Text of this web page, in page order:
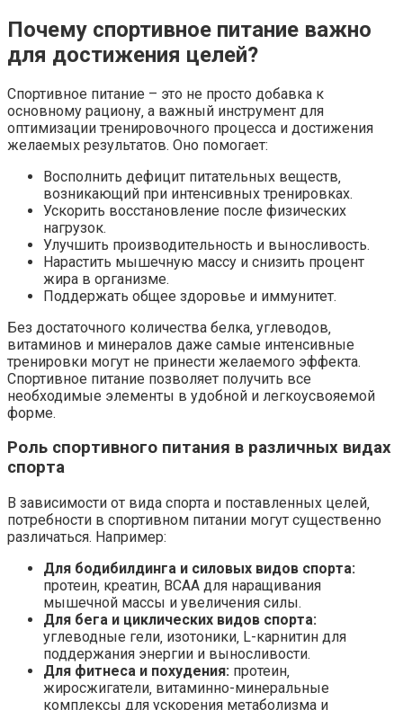
Почему спортивное питание важно
для достижения целей?
Спортивное питание – это не просто добавка к
основному рациону‚ а важный инструмент для
оптимизации тренировочного процесса и достижения
желаемых результатов. Оно помогает:
Восполнить дефицит питательных веществ‚
возникающий при интенсивных тренировках.
Ускорить восстановление после физических
нагрузок.
Улучшить производительность и выносливость.
Нарастить мышечную массу и снизить процент
жира в организме.
Поддержать общее здоровье и иммунитет.
Без достаточного количества белка‚ углеводов‚
витаминов и минералов даже самые интенсивные
тренировки могут не принести желаемого эффекта.
Спортивное питание позволяет получить все
необходимые элементы в удобной и легкоусвояемой
форме.
Роль спортивного питания в различных видах
спорта
В зависимости от вида спорта и поставленных целей‚
потребности в спортивном питании могут существенно
различаться. Например:
Для бодибилдинга и силовых видов спорта:
протеин‚ креатин‚ BCAA для наращивания
мышечной массы и увеличения силы.
Для бега и циклических видов спорта:
углеводные гели‚ изотоники‚ L-карнитин для
поддержания энергии и выносливости.
Для фитнеса и похудения: протеин‚
жиросжигатели‚ витаминно-минеральные
комплексы для ускорения метаболизма и